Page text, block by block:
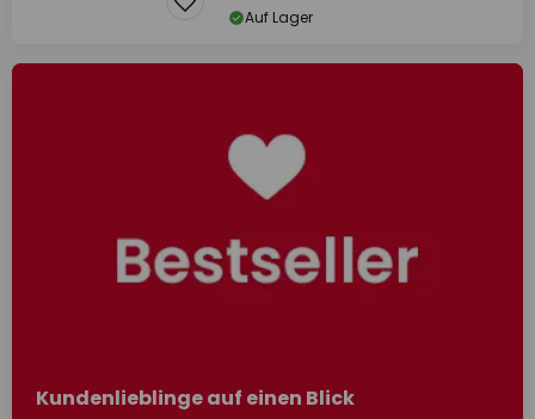
Auf Lager
Kundenlieblinge auf einen Blick